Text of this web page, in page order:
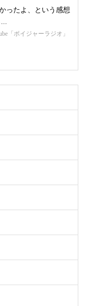
ったよ、という感想
「ボイジャーラジオ」